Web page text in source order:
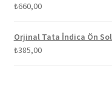
₺660,00
Orjinal Tata İndica Ön Sol
₺385,00